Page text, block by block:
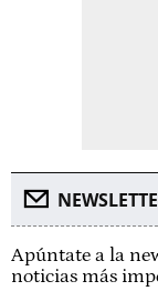
Apúntate a la
noticias más